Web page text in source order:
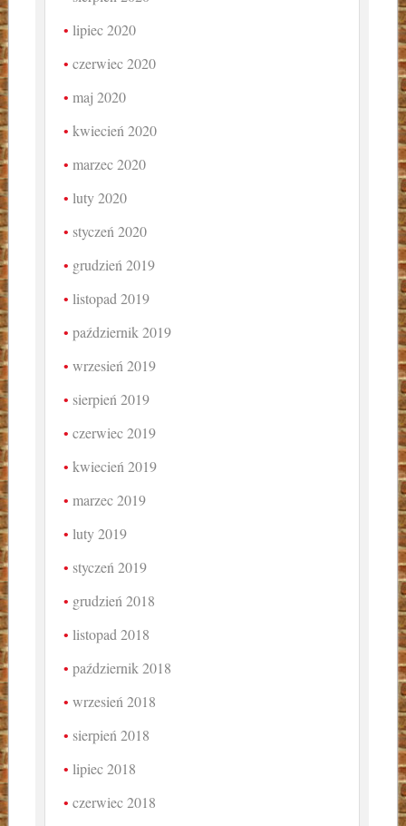
lipiec 2020
czerwiec 2020
maj 2020
kwiecień 2020
marzec 2020
luty 2020
styczeń 2020
grudzień 2019
listopad 2019
październik 2019
wrzesień 2019
sierpień 2019
czerwiec 2019
kwiecień 2019
marzec 2019
luty 2019
styczeń 2019
grudzień 2018
listopad 2018
październik 2018
wrzesień 2018
sierpień 2018
lipiec 2018
czerwiec 2018